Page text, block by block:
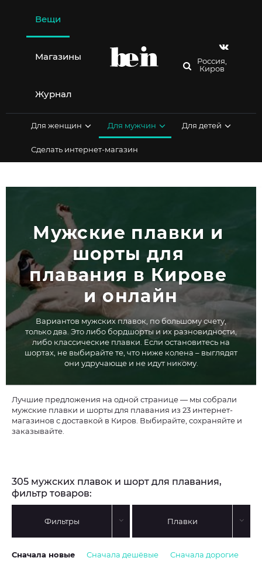
содержимому
Вещи
Магазины
Журнал
Россия,
Киров
Для женщин Для мужчин Для детей
Сделать интернет-магазин
Мужские плавки и
шорты для
плавания в Кирове
и онлайн
Вариантов мужских плавок, по большому счету,
только два. Это либо бордшорты и их разновидности,
либо классические плавки. Если остановитесь на
шортах, не выбирайте те, что ниже колена – выглядят
они удручающе и не идут никому.
Лучшие предложения на одной странице — мы собрали
мужские плавки и шорты для плавания из 23 интернет-
магазинов с доставкой в Киров. Выбирайте, сохраняйте и
заказывайте.
305 мужских плавок и шорт для плавания,
фильтр товаров:
Фильтры Плавки
Сначала новые Сначала дешёвые Сначала дорогие